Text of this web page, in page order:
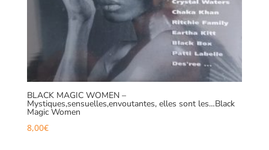
BLACK MAGIC WOMEN –
Mystiques,sensuelles,envoutantes, elles sont les…Black
Magic Women
8,00€